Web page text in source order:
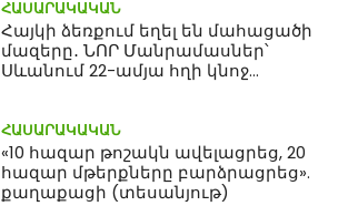
ՀԱՍԱՐԱԿԱԿԱՆ
Հայկի ձեռքում եղել են մահացածի
մազերը․ ՆՈՐ Մանրամասներ՝
Սևանում 22-ամյա հղի կնոջ
ՀԱՍԱՐԱԿԱԿԱՆ
«10 հազար թոշակն ավելացրեց, 20
հազար մթերքները բարձրացրեց».
քաղաքացի (տեսանյութ)